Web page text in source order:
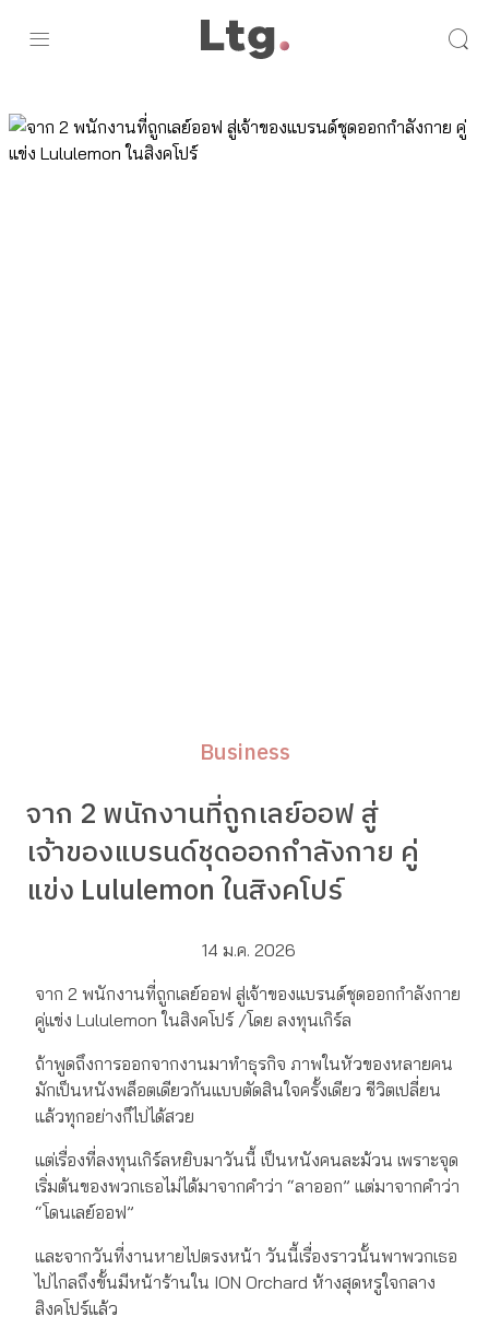
Business
จาก 2 พนักงานที่ถูกเลย์ออฟ สู่
เจ้าของแบรนด์ชุดออกกำลังกาย คู่
แข่ง Lululemon ในสิงคโปร์
14 ม.ค. 2026
จาก 2 พนักงานที่ถูกเลย์ออฟ สู่เจ้าของแบรนด์ชุดออกกำลังกาย
คู่แข่ง Lululemon ในสิงคโปร์ /โดย ลงทุนเกิร์ล
ถ้าพูดถึงการออกจากงานมาทำธุรกิจ ภาพในหัวของหลายคน
มักเป็นหนังพล็อตเดียวกันแบบตัดสินใจครั้งเดียว ชีวิตเปลี่ยน
แล้วทุกอย่างก็ไปได้สวย
แต่เรื่องที่ลงทุนเกิร์ลหยิบมาวันนี้ เป็นหนังคนละม้วน เพราะจุด
เริ่มต้นของพวกเธอไม่ได้มาจากคำว่า “ลาออก” แต่มาจากคำว่า
“โดนเลย์ออฟ”
และจากวันที่งานหายไปตรงหน้า วันนี้เรื่องราวนั้นพาพวกเธอ
ไปไกลถึงขั้นมีหน้าร้านใน ION Orchard ห้างสุดหรูใจกลาง
สิงคโปร์แล้ว